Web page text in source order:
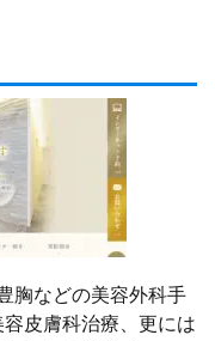
胸などの美容外科手
皮膚科治療、更には